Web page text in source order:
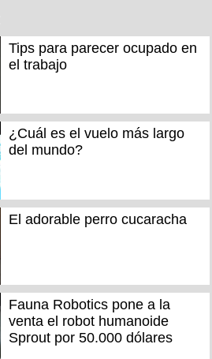
Tips para parecer ocupado en
el trabajo
¿Cuál es el vuelo más largo
del mundo?
El adorable perro cucaracha
Fauna Robotics pone a la
venta el robot humanoide
Sprout por 50.000 dólares